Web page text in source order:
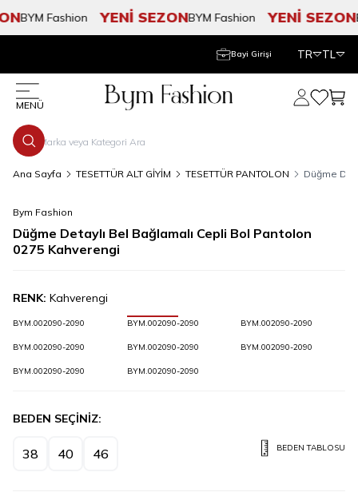
BYM Fashion YENİ SEZONBYM Fashion YENİ SEZON
Bayi Girişi TR TL
MENÜ
Hesabım
Ana Sayfa TESETTÜR ALT GİYİM TESETTÜR PANTOLON Düğme
Bym Fashion
Düğme Detaylı Bel Bağlamalı Cepli Bol Pantolon
0275 Kahverengi
RENK: Kahverengi
BYM.002090-2090 BYM.002090-2090 BYM.002090-2090
BYM.002090-2090 BYM.002090-2090 BYM.002090-2090
BYM.002090-2090 BYM.002090-2090
BEDEN SEÇİNİZ:
38 40 46 BEDEN TABLOSU